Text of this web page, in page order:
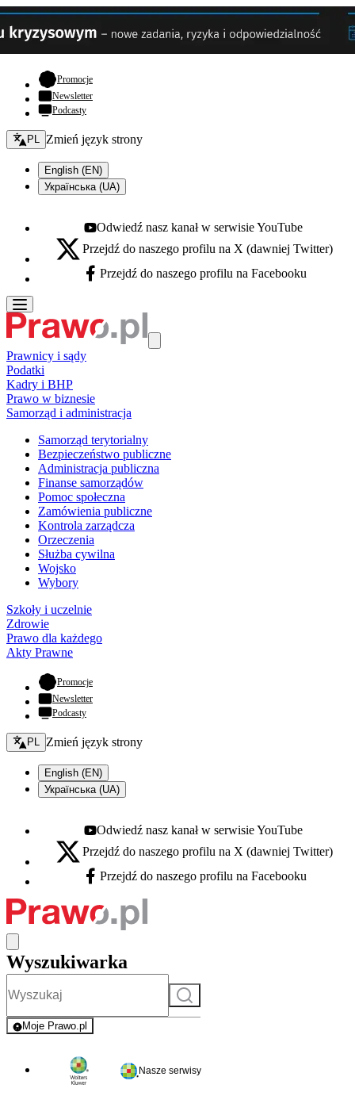
Promocje- otwiera się w nowej karcie
Newsletter
Podcasty
Zmień język - bieżący:
PL Zmień język strony
English (EN)
Українська (UA)
Youtube - otwiera się w nowej karcie
Odwiedź nasz kanał w serwisie YouTube
X - otwiera się w nowej karcie
Przejdź do naszego profilu na X (dawniej Twitter)
Facebook - otwiera się w nowej karcie
Przejdź do naszego profilu na Facebooku
Prawnicy i sądy
Podatki
Kadry i BHP
Prawo w biznesie
Samorząd i administracja
Samorząd terytorialny
Bezpieczeństwo publiczne
Administracja publiczna
Finanse samorządów
Pomoc społeczna
Zamówienia publiczne
Kontrola zarządcza
Orzeczenia
Służba cywilna
Wojsko
Wybory
Szkoły i uczelnie
Zdrowie
Prawo dla każdego
Akty Prawne
Promocje- otwiera się w nowej karcie
Newsletter
Podcasty
Zmień język - bieżący:
PL Zmień język strony
English (EN)
Українська (UA)
Youtube - otwiera się w nowej karcie
Odwiedź nasz kanał w serwisie YouTube
X - otwiera się w nowej karcie
Przejdź do naszego profilu na X (dawniej Twitter)
Facebook - otwiera się w nowej karcie
Przejdź do naszego profilu na Facebooku
Wyszukiwarka
Szukaj
Moje Prawo.pl
- rejestracja i logowanie do serwisu
Nasze serwisy